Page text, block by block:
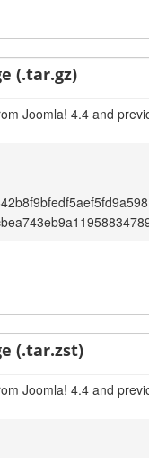
(.tar.gz)
Joomla! 4.4 and
(.tar.zst)
Joomla! 4.4 and